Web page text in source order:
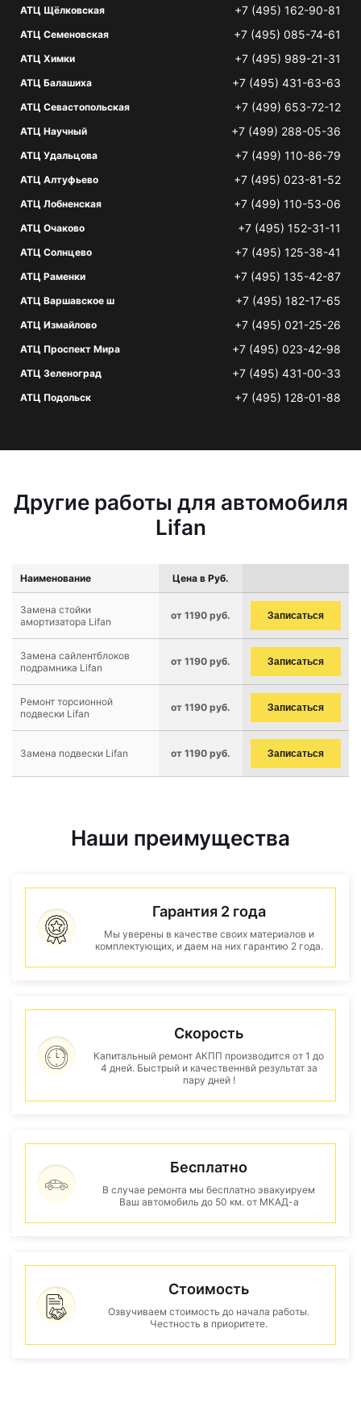
АТЦ Щёлковская +7 (495) 162-90-81
АТЦ Семеновская +7 (495) 085-74-61
АТЦ Химки +7 (495) 989-21-31
АТЦ Балашиха +7 (495) 431-63-63
АТЦ Севастопольская +7 (499) 653-72-12
АТЦ Научный +7 (499) 288-05-36
АТЦ Удальцова +7 (499) 110-86-79
АТЦ Алтуфьево +7 (495) 023-81-52
АТЦ Лобненская +7 (499) 110-53-06
АТЦ Очаково +7 (495) 152-31-11
АТЦ Солнцево +7 (495) 125-38-41
АТЦ Раменки +7 (495) 135-42-87
АТЦ Варшавское ш +7 (495) 182-17-65
АТЦ Измайлово +7 (495) 021-25-26
АТЦ Проспект Мира +7 (495) 023-42-98
АТЦ Зеленоград +7 (495) 431-00-33
АТЦ Подольск +7 (495) 128-01-88
Другие работы для автомобиля
Lifan
Наименование Цена в Руб.
Замена стойки
амортизатора Lifan
от 1190 руб. Записаться
Замена сайлентблоков
подрамника Lifan
от 1190 руб. Записаться
Ремонт торсионной
подвески Lifan
от 1190 руб. Записаться
Замена подвески Lifan от 1190 руб. Записаться
Наши преимущества
Гарантия 2 года
Мы уверены в качестве своих материалов и
комплектующих, и даем на них гарантию 2 года.
Скорость
Капитальный ремонт АКПП производится от 1 до
4 дней. Быстрый и качественнвй результат за
пару дней !
Бесплатно
В случае ремонта мы бесплатно эвакуируем
Ваш автомобиль до 50 км. от МКАД-а
Стоимость
Озвучиваем стоимость до начала работы.
Честность в приоритете.